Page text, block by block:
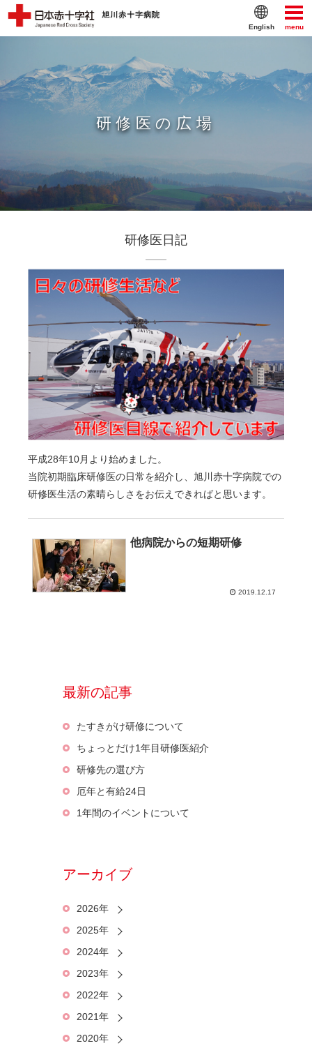
menu
English
研修医の広場
研修医日記
平成28年10月より始めました。
当院初期臨床研修医の日常を紹介し、旭川赤十字病院での
研修医生活の素晴らしさをお伝えできればと思います。
他病院からの短期研修
2019.12.17
最新の記事
たすきがけ研修について
ちょっとだけ1年目研修医紹介
研修先の選び方
厄年と有給24日
1年間のイベントについて
アーカイブ
2026年
2025年
2024年
2023年
2022年
2021年
2020年